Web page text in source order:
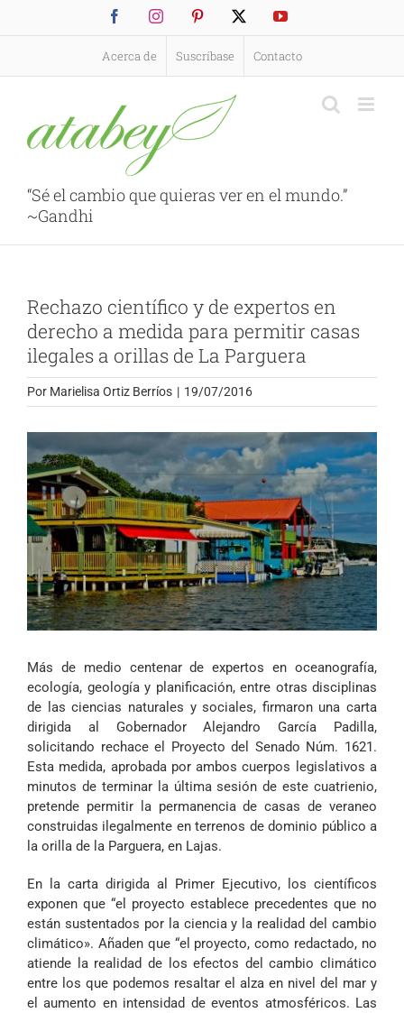
FacebookInstagramPinterest YouTube
Acerca de Suscríbase Contacto
“Sé el cambio que quieras ver en el mundo.”
~Gandhi
Rechazo científico y de expertos en
derecho a medida para permitir casas
ilegales a orillas de La Parguera
Por Marielisa Ortiz Berríos | 19/07/2016
Más de medio centenar de expertos en oceanografía,
ecología, geología y planificación, entre otras disciplinas
de las ciencias naturales y sociales, firmaron una carta
dirigida al Gobernador Alejandro García Padilla,
solicitando rechace el Proyecto del Senado Núm. 1621.
Esta medida, aprobada por ambos cuerpos legislativos a
minutos de terminar la última sesión de este cuatrienio,
pretende permitir la permanencia de casas de veraneo
construidas ilegalmente en terrenos de dominio público a
la orilla de la Parguera, en Lajas.
En la carta dirigida al Primer Ejecutivo, los científicos
exponen que “el proyecto establece precedentes que no
están sustentados por la ciencia y la realidad del cambio
climático». Añaden que “el proyecto, como redactado, no
atiende la realidad de los efectos del cambio climático
entre los que podemos resaltar el alza en nivel del mar y
el aumento en intensidad de eventos atmosféricos. Las